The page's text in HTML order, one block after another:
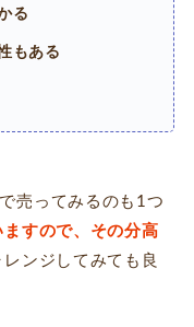
る
もある
売ってみるのも1つ
ますので、その分高
ンジしてみても良